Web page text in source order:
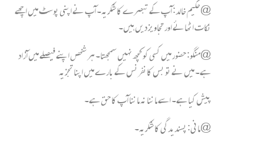
@حکیم خالد: آپ کے تبصرے کا شکریہ۔ آپ نے اپنی پوسٹ میں اچھے
نکات اٹھائے اور تجاویز دیں ہیں۔
@منگو: حضور میں کسی کو کچھ نہیں سمجھتا۔ ہر شخص اپنے فیصلے میں آزاد
ہے۔ میں نے تو بس کانفرنس کے بارے میں اپنا تجزیہ
پیش کیا ہے۔ اسے ماننا نہ ماننا آپ کا حق ہے۔
@مانی: پسندیدگی کا شکریہ۔